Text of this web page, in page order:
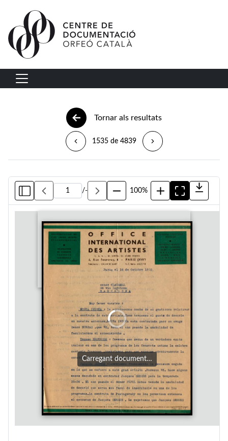
Vés al contingut
Navegació principal
Tornar als resultats
1535 de 4839
/- 100%
Carregant document…